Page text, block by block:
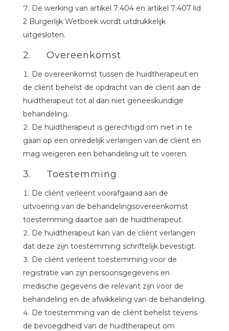
De werking van artikel 7:404 en artikel 7:407 lid
2 Burgerlijk Wetboek wordt uitdrukkelijk
uitgesloten.
2. Overeenkomst
De overeenkomst tussen de huidtherapeut en
de cliënt behelst de opdracht van de cliënt aan de
huidtherapeut tot al dan niet geneeskundige
behandeling.
De huidtherapeut is gerechtigd om niet in te
gaan op een onredelijk verlangen van de cliënt en
mag weigeren een behandeling uit te voeren.
3. Toestemming
De cliënt verleent voorafgaand aan de
uitvoering van de behandelingsovereenkomst
toestemming daartoe aan de huidtherapeut.
De huidtherapeut kan van de cliënt verlangen
dat deze zijn toestemming schriftelijk bevestigt.
De cliënt verleent toestemming voor de
registratie van zijn persoonsgegevens en
medische gegevens die relevant zijn voor de
behandeling en de afwikkeling van de behandeling.
De toestemming van de cliënt behelst tevens
de bevoegdheid van de huidtherapeut om